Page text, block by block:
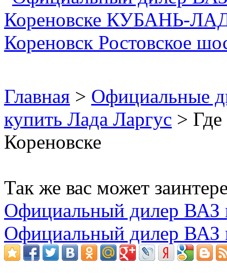
Главная > Официальные
купить Лада Ларгус >
Кореновске
Так же вас может
Официальный дилер ВАЗ
Официальный дилер ВАЗ